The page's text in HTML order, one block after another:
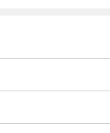
都市ガスへの切り替え
のお問い合わせ